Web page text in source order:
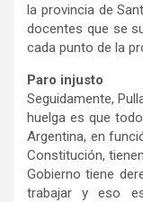
la provincia de
docentes que se
cada punto de la
Paro injusto
Seguidamente,
huelga es que
Argentina, en
Constitución,
Gobierno tiene
trabajar y eso